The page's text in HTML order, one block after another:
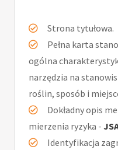
Strona tytułowa.
Pełna karta
ogólna
narzędzia na
roślin, sposób i
Dokładny opis
mierzenia ryzyka -
Identyfikacja